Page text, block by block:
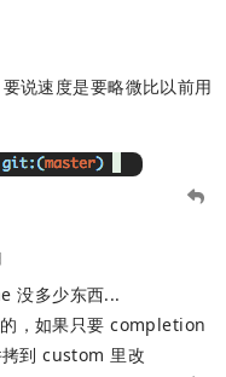
说速度是要略微比以前用
没多少东西...
，如果只要 completion
到 custom 里改